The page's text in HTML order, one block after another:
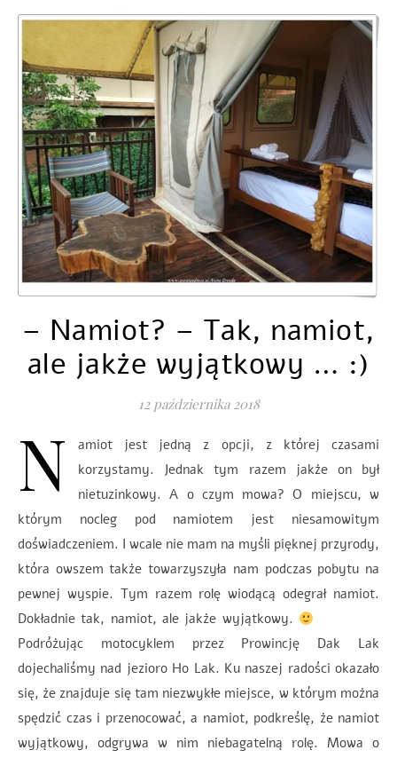
– Namiot? – Tak, namiot,
ale jakże wyjątkowy … :)
12 października 2018
N
amiot jest jedną z opcji, z której czasami
korzystamy. Jednak tym razem jakże on był
nietuzinkowy. A o czym mowa? O miejscu, w
którym nocleg pod namiotem jest niesamowitym
doświadczeniem. I wcale nie mam na myśli pięknej przyrody,
która owszem także towarzyszyła nam podczas pobytu na
pewnej wyspie. Tym razem rolę wiodącą odegrał namiot.
Dokładnie tak, namiot, ale jakże wyjątkowy.
Podróżując motocyklem przez Prowincję Dak Lak
dojechaliśmy nad jezioro Ho Lak. Ku naszej radości okazało
się, że znajduje się tam niezwykłe miejsce, w którym można
spędzić czas i przenocować, a namiot, podkreślę, że namiot
wyjątkowy, odgrywa w nim niebagatelną rolę. Mowa o